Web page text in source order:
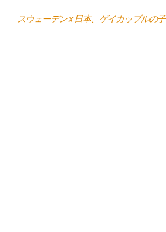
スウェーデン x 日本、ゲイカップルの